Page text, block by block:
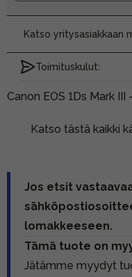
Katso yritysasiakkaan
Toimituskulut:
Canon EOS 1Ds Mark
Katso tästä kaikki
Jos etsit
lomakkeeseen.
Tämä tuote on
Jätämme myydyt